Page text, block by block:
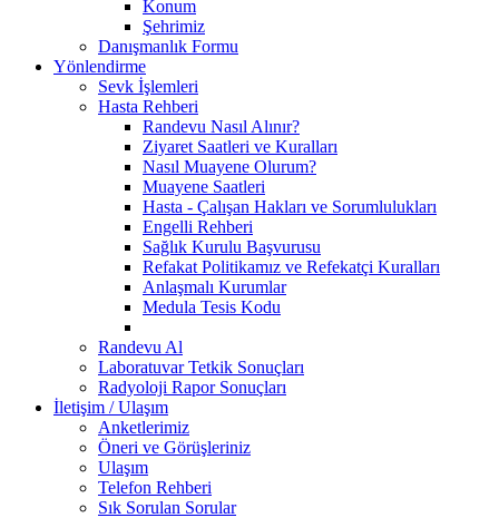
Konum
Şehrimiz
Danışmanlık Formu
Yönlendirme
Sevk İşlemleri
Hasta Rehberi
Randevu Nasıl Alınır?
Ziyaret Saatleri ve Kuralları
Nasıl Muayene Olurum?
Muayene Saatleri
Hasta - Çalışan Hakları ve Sorumlulukları
Engelli Rehberi
Sağlık Kurulu Başvurusu
Refakat Politikamız ve Refekatçi Kuralları
Anlaşmalı Kurumlar
Medula Tesis Kodu
Randevu Al
Laboratuvar Tetkik Sonuçları
Radyoloji Rapor Sonuçları
İletişim / Ulaşım
Anketlerimiz
Öneri ve Görüşleriniz
Ulaşım
Telefon Rehberi
Sık Sorulan Sorular